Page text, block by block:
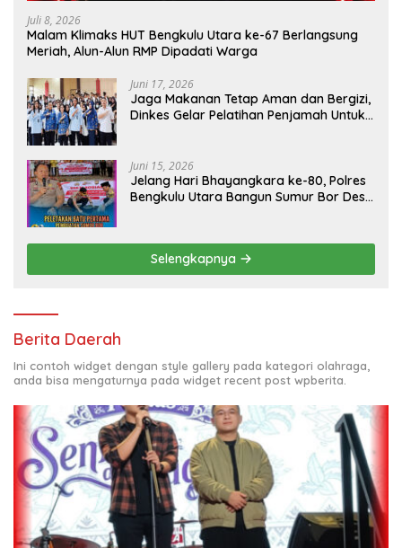
Juli 8, 2026
Malam Klimaks HUT Bengkulu Utara ke-67 Berlangsung
Meriah, Alun-Alun RMP Dipadati Warga
Juni 17, 2026
Jaga Makanan Tetap Aman dan Bergizi,
Dinkes Gelar Pelatihan Penjamah Untuk
Juni 15, 2026
Jelang Hari Bhayangkara ke-80, Polres
Bengkulu Utara Bangun Sumur Bor Desa
Selengkapnya
Berita Daerah
Ini contoh widget dengan style gallery pada kategori olahraga,
anda bisa mengaturnya pada widget recent post wpberita.